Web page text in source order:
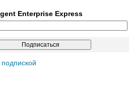
Enterprise Express